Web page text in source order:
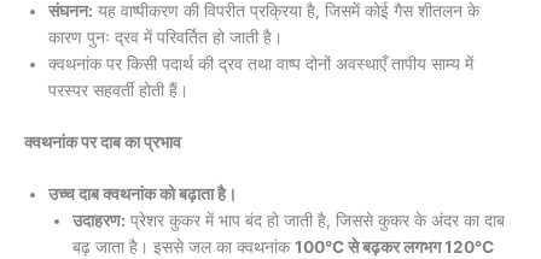
संघनन: यह वाष्पीकरण की विपरीत प्रक्रिया है, जिसमें कोई गैस शीतलन के
कारण पुनः द्रव में परिवर्तित हो जाती है।
क्वथनांक पर किसी पदार्थ की द्रव तथा वाष्प दोनों अवस्थाएँ तापीय साम्य में
परस्पर सहवर्ती होती हैं।
क्वथनांक पर दाब का प्रभाव
उच्च दाब क्वथनांक को बढ़ाता है।
उदाहरण: प्रेशर कुकर में भाप बंद हो जाती है, जिससे कुकर के अंदर का दाब
बढ़ जाता है। इससे जल का क्वथनांक100°C से बढ़कर लगभग 120°C